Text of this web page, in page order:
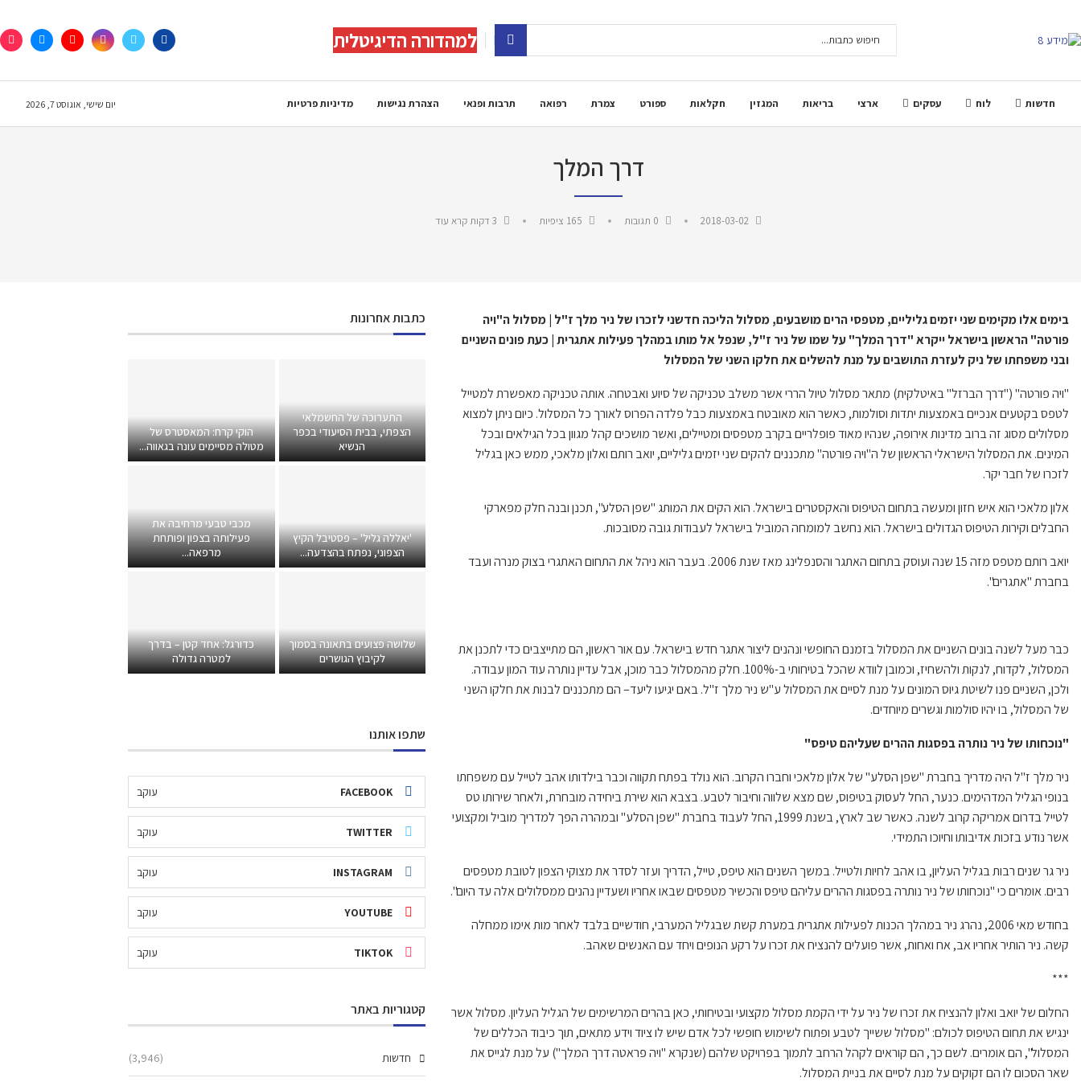
למהדורה הדיגיטלית
חדשות לוח עסקים ארצי בריאות המגזין חקלאות ספורט צמרת רפואה תרבות ופנאי הצהרת נגישות מדיניות פרטיות יום שישי, אוגוסט 7, 2026
דרך המלך
2018-03-02
165 ציפיות
בימיםאלומקימיםשנייזמיםגליליים,מטפסיהריםמושבעים,מסלולהליכה חדשנילזכרושלנירמלךז"ל |מסלולה"ויה
פורטה"הראשוןבישראלייקרא"דרךהמלך"על שמושלניר ז"ל, שנפלאלמותובמהלךפעילותאתגרית|כעתפוניםהשניים
ובנימשפחתושלניק לעזרתהתושביםעלמנתלהשליםאתחלקוהשנישלהמסלול
"ויה פורטה" ("דרך הברזל"באיטלקית) מתאר מסלול טיול הררי אשר משלב טכניקה של סיוע ואבטחה.אותה טכניקה מאפשרת למטייל
לטפס בקטעים אנכיים באמצעות יתדות וסולמות, כאשר הוא מאובטח באמצעות כבל פלדה הפרוס לאורך כל המסלול. כיום ניתן למצוא
מסלולים מסוג זה ברוב מדינות אירופה, שנהיו מאוד פופלריים בקרב מטפסים ומטיילים, ואשר מושכים קהל מגוון בכל הגילאים ובכל
המינים.את המסלול הישראלי הראשון של ה"ויה פורטה"מתכננים להקים שני יזמים גליליים, יואב רותם ואלון מלאכי, ממש כאן בגליל
לזכרו של חבר יקר.
אלון מלאכי הוא איש חזון ומעשה בתחום הטיפוס והאקסטרים בישראל. הוא הקים את המותג "שפן הסלע", תכנן ובנה חלק מפארקי
החבלים וקירות הטיפוס הגדולים בישראל. הוא נחשב למומחה המוביל בישראל לעבודות גובה מסובכות.
יואב רותם מטפס מזה
שנה ועוסק בתחום האתגר והסנפלינג מאז שנת
בעבר הוא ניהל את התחום האתגרי בצוק מנרה ועבד
בחברת"אתגרים".
כבר מעל לשנה בונים השניים את המסלול בזמנם החופשי ונהנים ליצור אתגר חדש בישראל. עם אור ראשון, הם מתייצבים כדי לתכנן את
המסלול, לקדוח, לנקות ולהשחיז, וכמובן לוודא שהכל בטיחותי ב-100%. חלק מהמסלול כבר מוכן,אבל עדיין נותרה עוד המון עבודה.
ולכן, השניים פנו לשיטת גיוס המונים על מנת לסיים את המסלול ע"ש ניר מלך ז"ל.באם יגיעו ליעד–הם מתכננים לבנות את חלקו השני
של המסלול,בו יהיו סולמות וגשרים מיוחדים.
"נוכחותושלנירנותרהבפסגותההריםשעליהםטיפס"
ניר מלך ז"ל היה מדריך בחברת"שפן הסלע"של אלון מלאכי וחברו הקרוב. הוא נולד בפתח תקווה וכבר בילדותו אהב לטייל עם משפחתו
בנופי הגליל המדהימים. כנער, החל לעסוק בטיפוס, שם מצא שלווה וחיבור לטבע.בצבא הוא שירת ביחידה מובחרת, ולאחר שירותו טס
לטייל בדרום אמריקה קרוב לשנה. כאשר שב לארץ,בשנת החל לעבוד בחברת"שפן הסלע"ובמהרה הפך למדריך מוביל ומקצועי
אשר נודע בזכות אדיבותו וחיוכו התמידי.
ניר גר שנים רבות בגליל העליון,בו אהב לחיות ולטייל.במשך השנים הוא טיפס, טייל, הדריך ועזר לסדר את מצוקי הצפון לטובת מטפסים
רבים.אומרים כי"נוכחותו של ניר נותרה בפסגות ההרים עליהם טיפס והכשיר מטפסים שבאו אחריו ושעדיין נהנים ממסלולים אלה עד היום".
בחודש מאי
נהרג ניר במהלך הכנות לפעילות אתגרית במערת קשת שבגליל המערבי, חודשיים בלבד לאחר מות אימו ממחלה
קשה. ניר הותיר אחריו אב,אח ואחות,אשר פועלים להנציח את זכרו על רקע הנופים ויחד עם האנשים שאהב.
***
החלום של יואב ואלון להנציח את זכרו של ניר על ידי הקמת מסלול מקצועי ובטיחותי, כאן בהרים המרשימים של הגליל העליון. מסלול אשר
ינגיש את תחום הטיפוס לכולם: "מסלול ששייך לטבע ופתוח לשימוש חופשי לכל אדם שיש לו ציוד וידע מתאים, תוך כיבוד הכללים של
המסלול", הם אומרים. לשם כך, הם קוראים לקהל הרחב לתמוך בפרויקט שלהם(שנקרא"ויה פראטה דרך המלך") על מנת לגייס את
שאר הסכום לו הם זקוקים על מנת לסיים את בניית המסלול.
כתבות אחרונות
התערוכה של החשמלאי
הצפתי, בבית הסיעודי בכפר
הנשיא
הוקי קרח: המאסטרס של
מטולה מסיימים עונה בגאווה...
'יאללה גליל' – פסטיבל הקיץ
הצפוני, נפתח בהצדעה...
מכבי טבעי מרחיבה את
פעילותה בצפון ופותחת
מרפאה...
שלושה פצועים בתאונה בסמוך
לקיבוץ הגושרים
כדורגל: אחד קטן – בדרך
למטרה גדולה
שתפו אותנו
FACEBOOK עוקב
TWITTER עוקב
INSTAGRAM עוקב
YOUTUBE עוקב
TIKTOK עוקב
קטגוריות באתר
חדשות (3,946)